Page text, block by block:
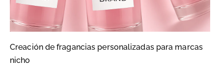
Creación de fragancias personalizadas para marcas
nicho